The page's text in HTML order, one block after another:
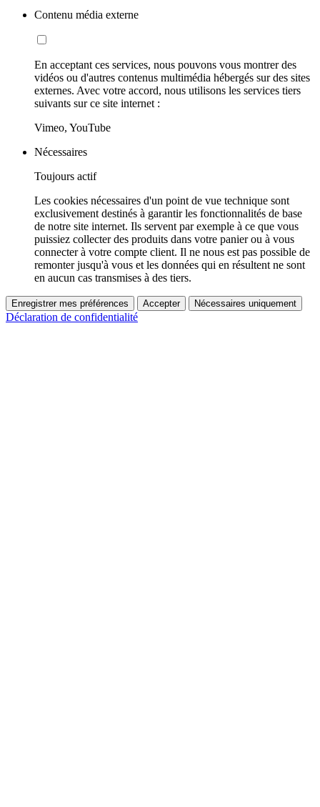
Contenu média externe
En acceptant ces services, nous pouvons vous montrer des
vidéos ou d'autres contenus multimédia hébergés sur des sites
externes. Avec votre accord, nous utilisons les services tiers
suivants sur ce site internet :
Vimeo, YouTube
Nécessaires
Toujours actif
Les cookies nécessaires d'un point de vue technique sont
exclusivement destinés à garantir les fonctionnalités de base
de notre site internet. Ils servent par exemple à ce que vous
puissiez collecter des produits dans votre panier ou à vous
connecter à votre compte client. Il ne nous est pas possible de
remonter jusqu'à vous et les données qui en résultent ne sont
en aucun cas transmises à des tiers.
Enregistrer mes préférences Accepter Nécessaires uniquement
Déclaration de confidentialité